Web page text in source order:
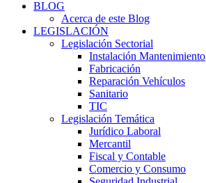
BLOG
Acerca de este Blog
LEGISLACIÓN
Legislación Sectorial
Instalación Mantenimiento
Fabricación
Reparación Vehículos
Sanitario
TIC
Legislación Temática
Jurídico Laboral
Mercantil
Fiscal y Contable
Comercio y Consumo